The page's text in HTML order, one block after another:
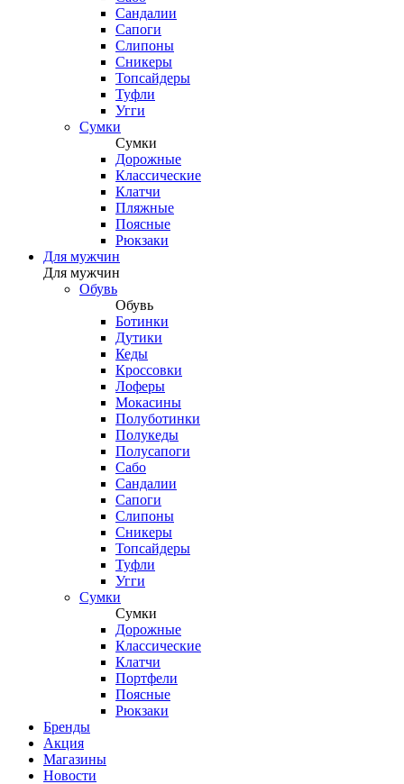
Сандалии
Сапоги
Слипоны
Сникеры
Топсайдеры
Туфли
Угги
Сумки
Сумки
Дорожные
Классические
Клатчи
Пляжные
Поясные
Рюкзаки
Для мужчин
Для мужчин
Обувь
Обувь
Ботинки
Дутики
Кеды
Кроссовки
Лоферы
Мокасины
Полуботинки
Полукеды
Полусапоги
Сабо
Сандалии
Сапоги
Слипоны
Сникеры
Топсайдеры
Туфли
Угги
Сумки
Сумки
Дорожные
Классические
Клатчи
Портфели
Поясные
Рюкзаки
Бренды
Акция
Магазины
Новости